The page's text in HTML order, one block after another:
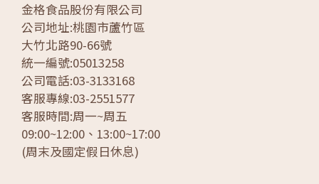
金格食品股份有限公司
公司地址:桃園市蘆竹區
大竹北路90-66號
統一編號:05013258
公司電話:03-3133168
客服專線:03-2551577
客服時間:周一~周五
09:00~12:00、13:00~17:00
(周末及國定假日休息)